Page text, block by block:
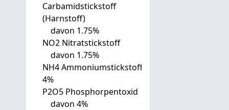
Carbamidstickstoff
(Harnstoff)
davon 1.75%
NO2 Nitratstickstoff
davon 1.75%
NH4 Ammoniumstickstoff
4%
P2O5 Phosphorpentoxid
davon 4%